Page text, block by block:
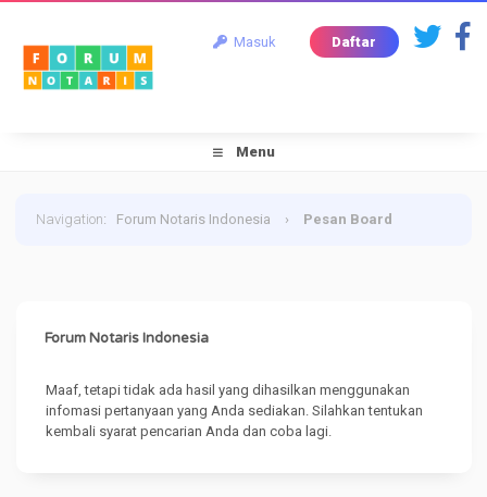
Masuk Daftar
Menu
Navigation: Forum Notaris Indonesia › Pesan Board
Forum Notaris Indonesia
Maaf, tetapi tidak ada hasil yang dihasilkan menggunakan
infomasi pertanyaan yang Anda sediakan. Silahkan tentukan
kembali syarat pencarian Anda dan coba lagi.